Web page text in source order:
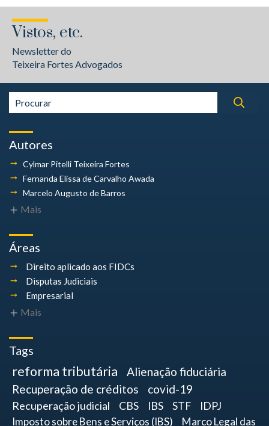
Vistos, etc.
Newsletter do
Teixeira Fortes Advogados
Autores
Cylmar Pitelli Teixeira Fortes
Fernanda Elissa de Carvalho Awada
Marcelo Augusto de Barros
Mais
Áreas
Direito aplicado aos FIDCs
Disputas Judiciais
Empresarial
Mais
Tags
reforma tributária
Alienação fiduciária
Recuperação de créditos
covid-19
Recuperação judicial CBS IBS STF
IDPJ
Imposto sobre Bens e Serviços (IBS)
Marco Legal das